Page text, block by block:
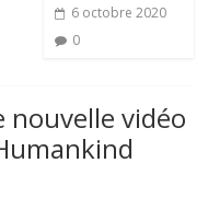
6 octobre 2020
0
nouvelle vidéo